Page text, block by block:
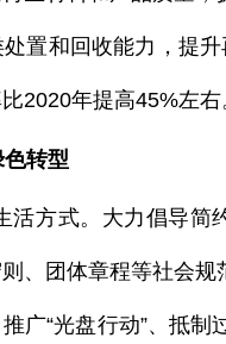
置和回收能力，提
2020年提高45%左右
转型
方式。大力倡导简
、团体章程等社会
广“光盘行动”、抵